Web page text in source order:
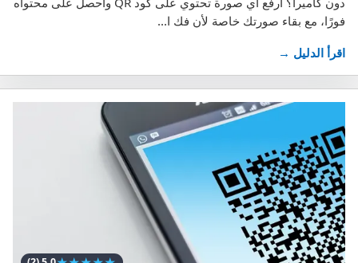
فورًا، مع بقاء صورتك خاصة لأن فك ا...
اقرأ الدليل →